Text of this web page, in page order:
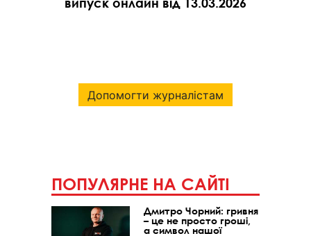
Допомогти журналістам
ПОПУЛЯРНЕ НА САЙТІ
Дмитро Чорний: гривня
– це не просто гроші,
а символ нашої